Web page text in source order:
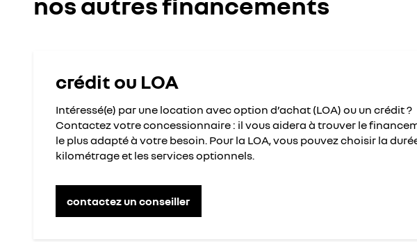
crédit ou LOA
Intéressé(e) par une location avec option d’achat (LOA) ou un crédit ?
Contactez votre concessionnaire : il vous aidera à trouver le
le plus adapté à votre besoin. Pour la LOA, vous pouvez choisir la
kilométrage et les services optionnels.
contactez un conseiller